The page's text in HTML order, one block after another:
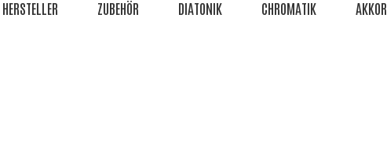
HERSTELLER ZUBEHÖR DIATONIK CHROMATIK